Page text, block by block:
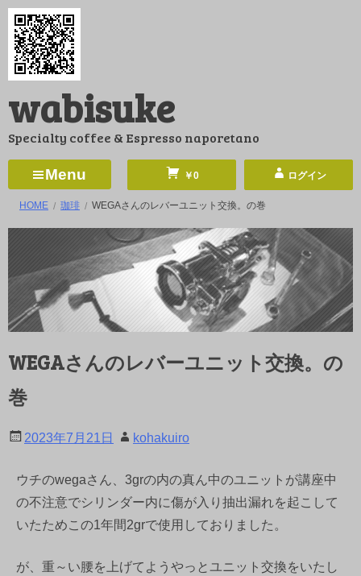
コ
ン
ツ
ス
ッ
wabisuke
Specialty coffee & Espresso naporetano
Menu ￥0 ログイン
HOME 珈琲 WEGAさんのレバーユニット交換。の巻
WEGAさんのレバーユニット交換。の
巻
2023年7月21日 kohakuiro
ウチのwegaさん、3grの内の真ん中のユニットが講座中
の不注意でシリンダー内に傷が入り抽出漏れを起こして
いたためこの1年間2grで使用しておりました。
が、重～い腰を上げてようやっとユニット交換をいたし